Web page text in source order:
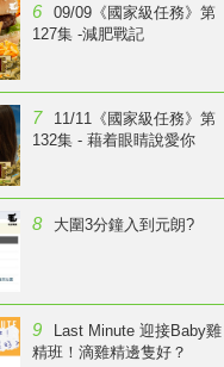
6
09/09《國家級任務》第
127集 -減肥戰記
7
11/11《國家級任務》第
132集 - 藉着眼睛說愛你
8 大圍3分鐘入到元朗?
9
Last Minute 迎接Baby雞
精班！滴雞精邊隻好？